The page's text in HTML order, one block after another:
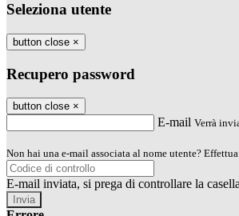
Seleziona utente
button close ×
Recupero password
button close ×
E-mail Verrà
Non hai una e-mail associata al nome utente?
E-mail inviata, si prega di controllare la